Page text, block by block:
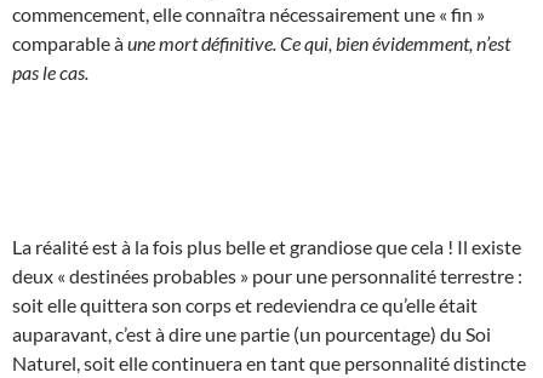
commencement, elle connaîtra nécessairement une « fin »
comparable àune mort définitive. Ce qui, bien évidemment, n’est
pas le cas.
La réalité est à la fois plus belle et grandiose que cela ! Il existe
deux « destinées probables » pour une personnalité terrestre :
soit elle quittera son corps et redeviendra ce qu’elle était
auparavant, c’est à dire une partie (un pourcentage) du Soi
Naturel, soit elle continuera en tant que personnalité distincte